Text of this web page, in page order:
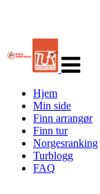
Hjem
Min side
Finn arrangør
Finn tur
Norgesranking
Turblogg
FAQ